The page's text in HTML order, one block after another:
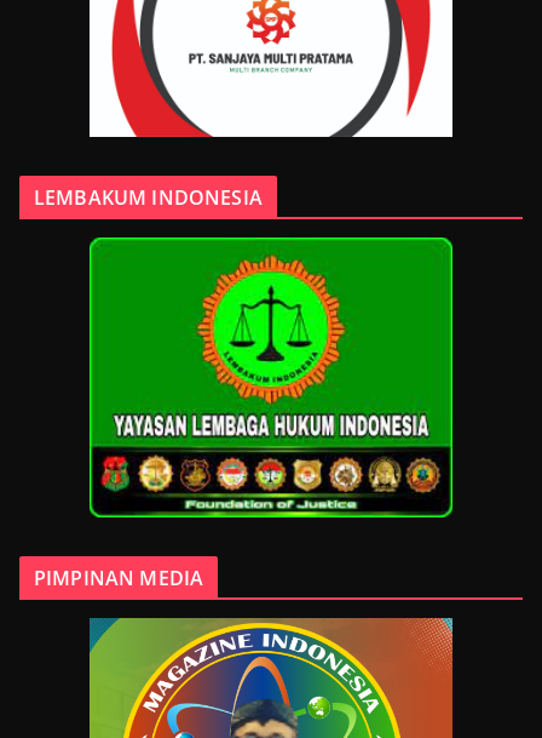
LEMBAKUM INDONESIA
PIMPINAN MEDIA